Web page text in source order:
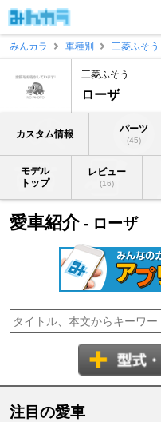
みんカラ
車種別 三菱ふそう
三菱ふそう
ローザ
カスタム情報 パーツ
(45)
モデル
トップ
レビュー
(16)
愛車紹介- ローザ
注目の愛車